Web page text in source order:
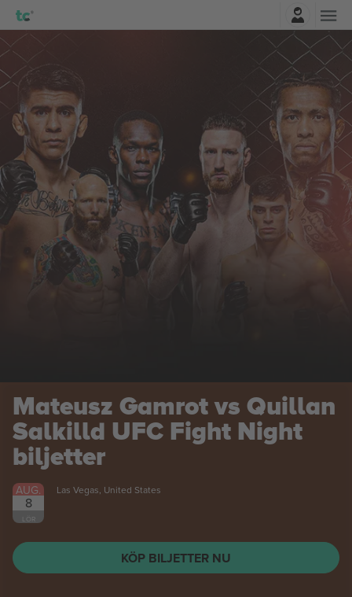
Mateusz Gamrot vs Quillan
Salkilld UFC Fight Night
biljetter
AUG.
8
LÖR
Las Vegas, United States
KÖP BILJETTER NU